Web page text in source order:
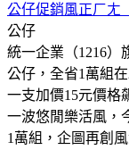
公仔促銷風正ㄏ
公仔
統一企業（1216）
公仔，全省1萬組
一支加價15元價格
一波悠閒樂活風，
1萬組，企圖再創風